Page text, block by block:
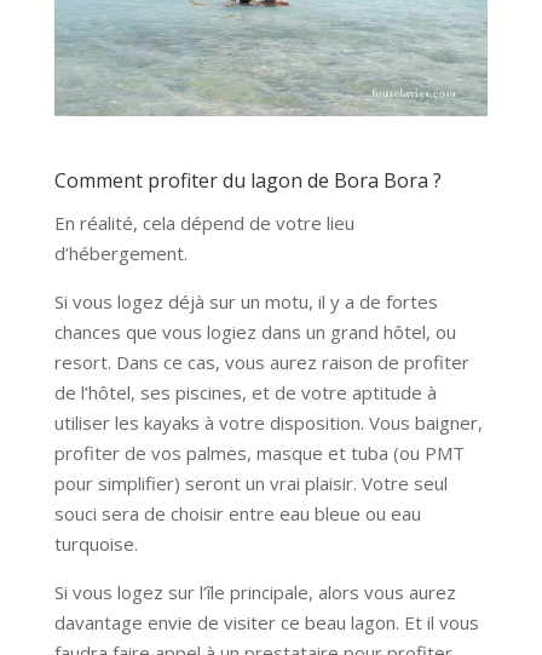
Comment profiter du lagon de Bora Bora ?
En réalité, cela dépend de votre lieu
d’hébergement.
Si vous logez déjà sur un motu, il y a de fortes
chances que vous logiez dans un grand hôtel, ou
resort. Dans ce cas, vous aurez raison de profiter
de l’hôtel, ses piscines, et de votre aptitude à
utiliser les kayaks à votre disposition. Vous baigner,
profiter de vos palmes, masque et tuba (ou PMT
pour simplifier) seront un vrai plaisir. Votre seul
souci sera de choisir entre eau bleue ou eau
turquoise.
Si vous logez sur l’île principale, alors vous aurez
davantage envie de visiter ce beau lagon. Et il vous